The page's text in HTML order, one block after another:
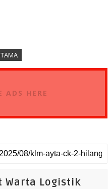
ADS HERE
Warta Logistik